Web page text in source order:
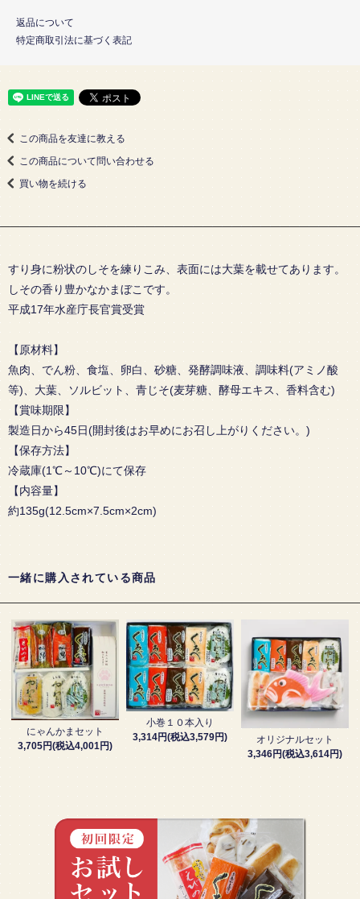
返品について
特定商取引法に基づく表記
この商品を友達に教える
この商品について問い合わせる
買い物を続ける
すり身に粉状のしそを練りこみ、表面には大葉を載せてあります。
しその香り豊かなかまぼこです。
平成17年水産庁長官賞受賞
【原材料】
魚肉、でん粉、食塩、卵白、砂糖、発酵調味液、調味料(アミノ酸
等)、大葉、ソルビット、青じそ(麦芽糖、酵母エキス、香料含む)
【賞味期限】
製造日から45日(開封後はお早めにお召し上がりください。)
【保存方法】
冷蔵庫(1℃～10℃)にて保存
【内容量】
約135g(12.5cm×7.5cm×2cm)
一緒に購入されている商品
にゃんかまセット
3,705円(税込4,001円)
小巻１０本入り
3,314円(税込3,579円)
オリジナルセット
3,346円(税込3,614円)